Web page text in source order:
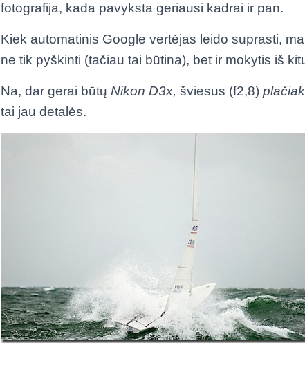
fotografija, kada pavyksta geriausi kadrai ir pan.
Kiek automatinis Google vertėjas leido suprasti,
ne tik pyškinti (tačiau tai būtina), bet ir mokytis iš
Na, dar gerai būtų Nikon D3x, šviesus (f2,8)
tai jau detalės.